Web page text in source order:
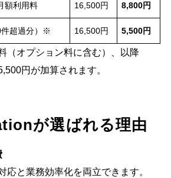
額利用料 16,500円 8,800円
件超過分）※ 16,500円 5,500円
（オプション料に含む）、以降
円が加算されます。
が選ばれる理由
応と業務効率化を両立できます。